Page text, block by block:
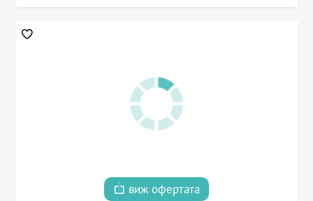
виж офертата